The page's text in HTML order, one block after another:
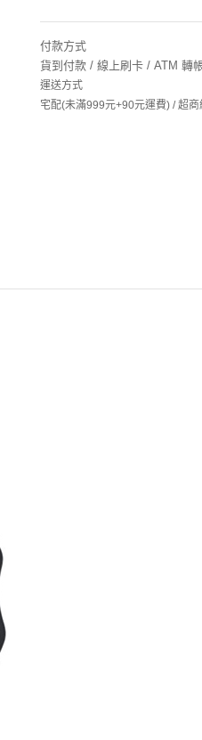
付款方式
貨到付款 / 線上刷卡 / ATM 轉
運送方式
宅配(未滿999元+90元運費) / 超